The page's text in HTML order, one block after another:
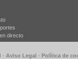
directo
- Aviso Legal - Política de